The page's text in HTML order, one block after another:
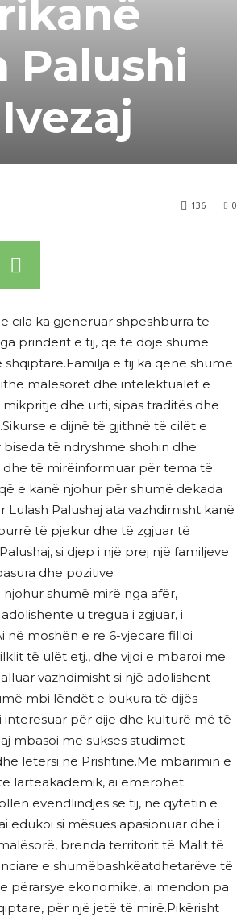
Palushi
0
136
cila ka gjeneruar shpeshburra të
prindërit e tij, që të dojë shumë
e tij ka qenë shumë
malësorët dhe intelektualët e
dhe urti, sipas traditës dhe
e dijnë të gjithnë të cilët e
të ndryshme shohin dhe
të mirëinformuar për tema të
e kanë njohur për shumë dekada
Palushaj ata vazhdimisht kanë
të pjekur dhe të zgjuar të
si djep i një prej një familjeve
dhe pozitive
shumë mirë nga afër,
u tregua i zgjuar, i
në moshën e re 6-vjecare filloi
të ulët etj., dhe vijoi e mbaroi me
vazhdimisht si një adolishent
mbi lëndët e bukura të dijës
për dije dhe kulturë më të
mbasoi me sukses studimet
letërsi në Prishtinë.Me mbarimin e
lartëakademik, ai emërohet
evendlindjes së tij, në qytetin e
edukoi si mësues apasionuar dhe i
brenda territorit të Malit të
e shumëbashkëatdhetarëve të
përarsye ekonomike, ai mendon pa
për një jetë të mirë.Pikërisht